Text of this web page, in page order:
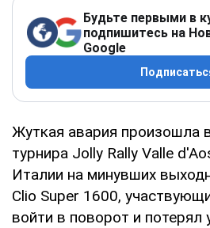
Будьте первыми в
подпишитесь на
Google
Жуткая авария произошла
турнира Jolly Rally Valle
Италии на минувших
Clio Super 1600,
войти в поворот и потерял